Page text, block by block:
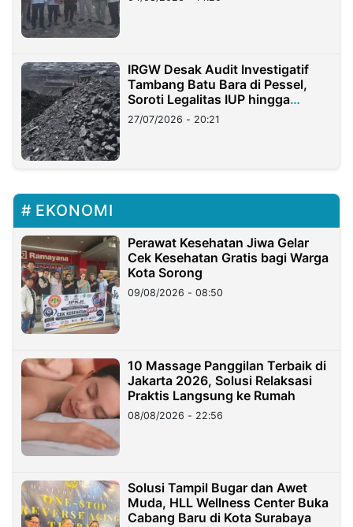
IRGW Desak Audit Investigatif
Tambang Batu Bara di Pessel,
Soroti Legalitas IUP hingga
Stockpile
27/07/2026 - 20:21
EKONOMI
Perawat Kesehatan Jiwa Gelar
Cek Kesehatan Gratis bagi Warga
Kota Sorong
09/08/2026 - 08:50
10 Massage Panggilan Terbaik di
Jakarta 2026, Solusi Relaksasi
Praktis Langsung ke Rumah
08/08/2026 - 22:56
Solusi Tampil Bugar dan Awet
Muda, HLL Wellness Center Buka
Cabang Baru di Kota Surabaya